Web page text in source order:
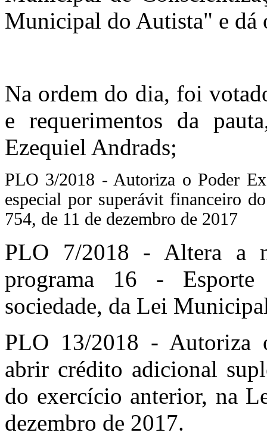
Municipal do Autista" e dá
Na ordem do dia, foi
e requerimentos da
Ezequiel Andrads;
PLO 3/2018 - Autoriza o Poder
especial por superávit financeiro
754, de 11 de dezembro de 2017
PLO 7/2018 - Altera a
programa 16 - Esporte
sociedade, da Lei
PLO 13/2018 - Autoriza
abrir crédito adicional
do exercício anterior, na
dezembro de 2017.